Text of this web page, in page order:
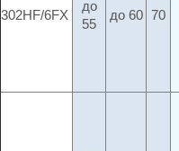
302HF/6FX
до
55
до 60 70